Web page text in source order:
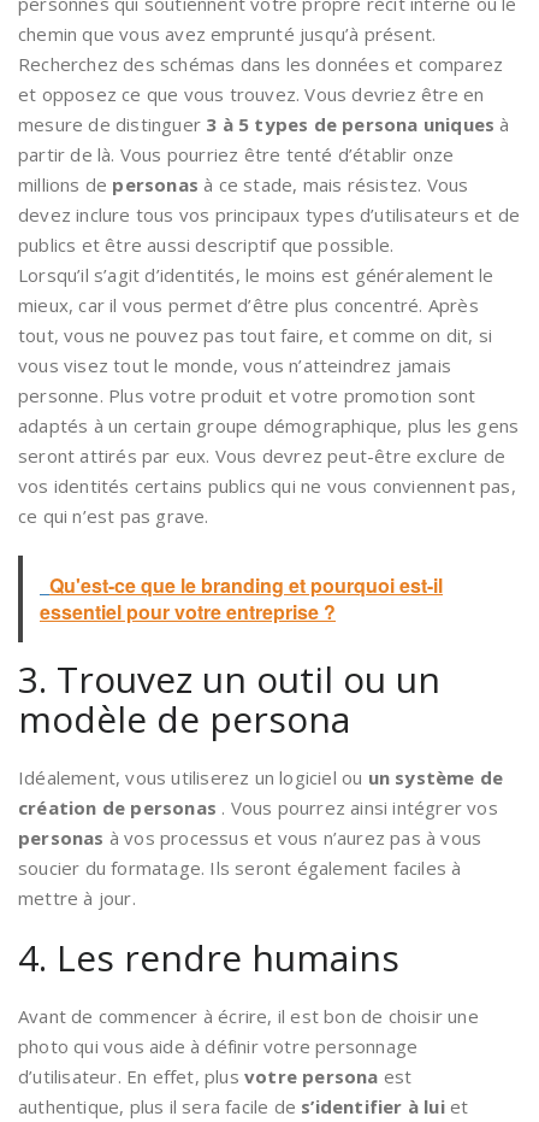
chemin que vous avez emprunté jusqu’à présent.
Recherchez des schémas dans les données et comparez
et opposez ce que vous trouvez. Vous devriez être en
mesure de distinguer 3 à 5 types de persona uniques à
partir de là. Vous pourriez être tenté d’établir onze
millions de personas à ce stade, mais résistez. Vous
devez inclure tous vos principaux types d’utilisateurs et de
publics et être aussi descriptif que possible.
Lorsqu’il s’agit d’identités, le moins est généralement le
mieux, car il vous permet d’être plus concentré. Après
tout, vous ne pouvez pas tout faire, et comme on dit, si
vous visez tout le monde, vous n’atteindrez jamais
personne. Plus votre produit et votre promotion sont
adaptés à un certain groupe démographique, plus les gens
seront attirés par eux. Vous devrez peut-être exclure de
vos identités certains publics qui ne vous conviennent pas,
ce qui n’est pas grave.
Qu'est-ce que le branding et pourquoi est-il
essentiel pour votre entreprise ?
3. Trouvez un outil ou un
modèle de persona
Idéalement, vous utiliserez un logiciel ou un système de
création de personas . Vous pourrez ainsi intégrer vos
personas à vos processus et vous n’aurez pas à vous
soucier du formatage. Ils seront également faciles à
mettre à jour.
4. Les rendre humains
Avant de commencer à écrire, il est bon de choisir une
photo qui vous aide à définir votre personnage
d’utilisateur. En effet, plus votre persona est
authentique, plus il sera facile de s’identifier à luiet